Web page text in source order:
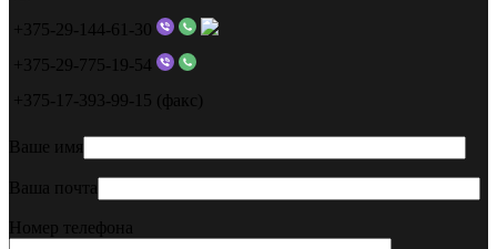
+375-29-144-61-30
+375-29-775-19-54
+375-17-393-99-15 (факс)
Ваше имя
Ваша почта
Номер телефона